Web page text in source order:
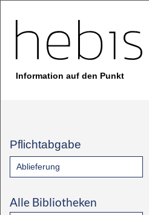
Information auf den Punkt
Pflichtabgabe
Ablieferung
Alle Bibliotheken